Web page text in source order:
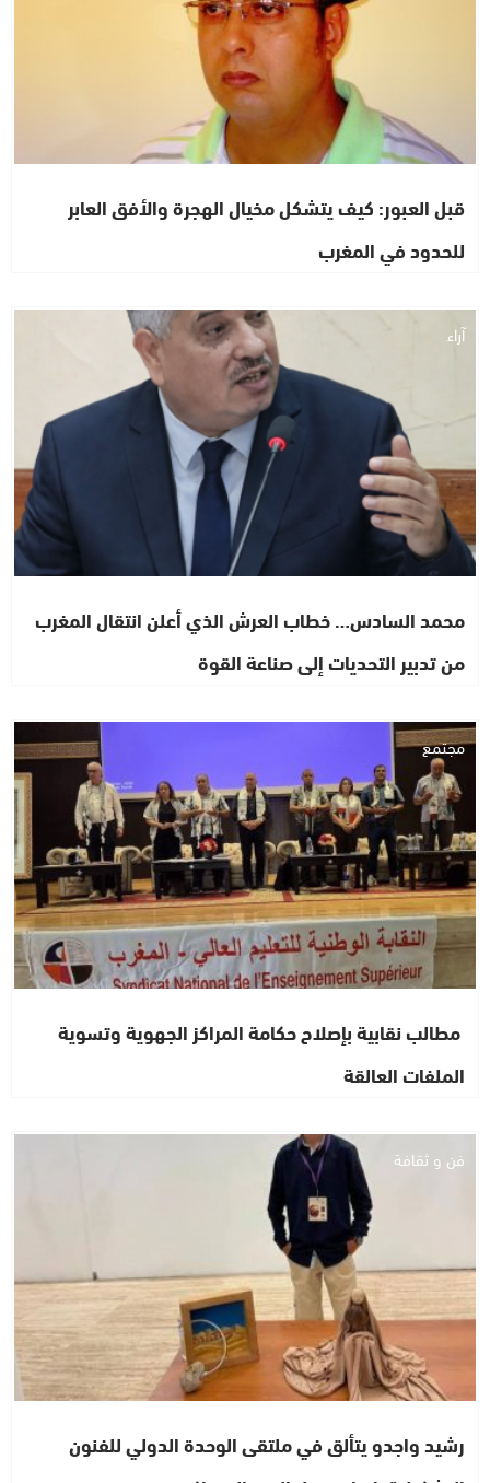
قبل العبور: كيف يتشكل مخيال الهجرة والأفق العابر
للحدود في المغرب
آراء
محمد السادس… خطاب العرش الذي أعلن انتقال المغرب
من تدبير التحديات إلى صناعة القوة
مجتمع
مطالب نقابية بإصلاح حكامة المراكز الجهوية وتسوية
الملفات العالقة
فن و ثقافة
رشيد واجدو يتألق في ملتقى الوحدة الدولي للفنون